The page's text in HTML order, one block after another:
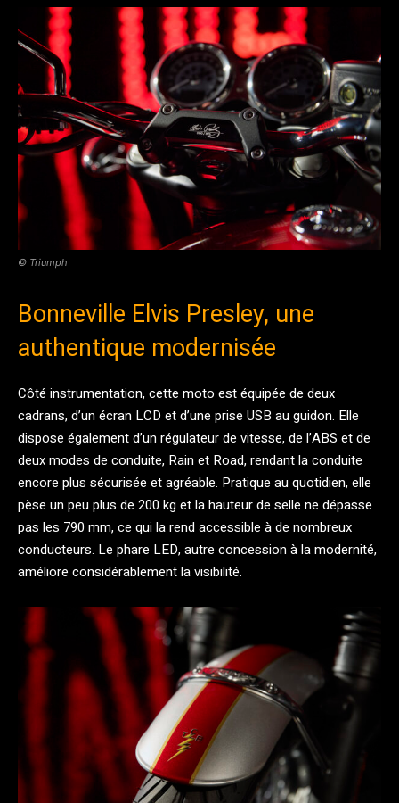
© Triumph
Bonneville Elvis Presley, une
authentique modernisée
Côté instrumentation, cette moto est équipée de deux
cadrans, d’un écran LCD et d’une prise USB au guidon. Elle
dispose également d’un régulateur de vitesse, de l’ABS et de
deux modes de conduite, Rain et Road, rendant la conduite
encore plus sécurisée et agréable. Pratique au quotidien, elle
pèse un peu plus de 200 kg et la hauteur de selle ne dépasse
pas les 790 mm, ce qui la rend accessible à de nombreux
conducteurs. Le phare LED, autre concession à la modernité,
améliore considérablement la visibilité.